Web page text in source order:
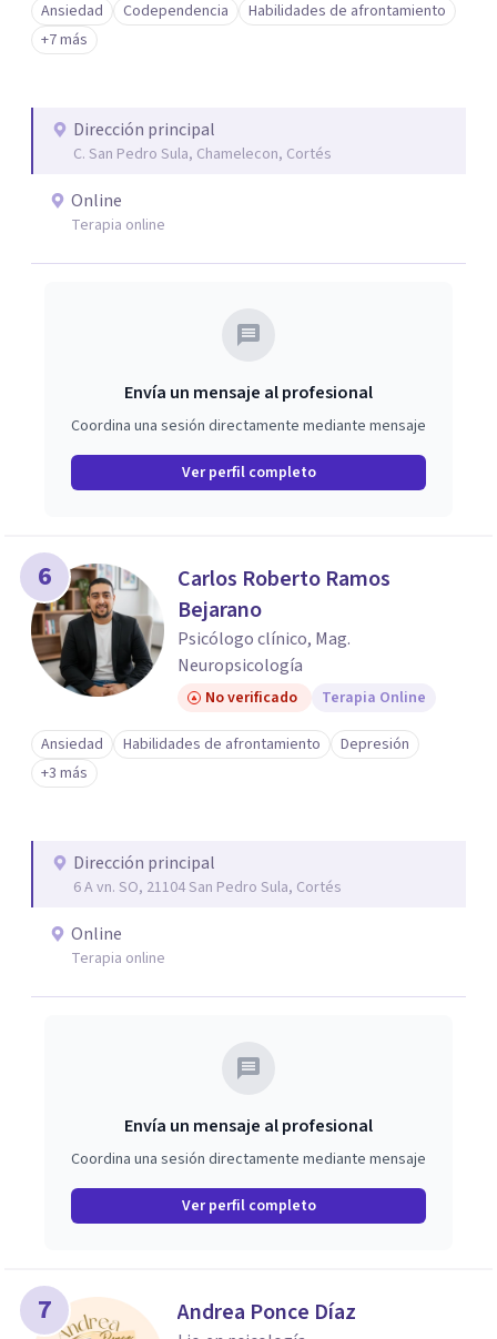
Ansiedad Codependencia
Habilidades de afrontamiento
+7 más
Dirección principal
C. San Pedro Sula, Chamelecon, Cortés
Online
Terapia online
Envía un mensaje al profesional
Coordina una sesión directamente mediante mensaje
Ver perfil completo
6
Carlos Roberto Ramos
Bejarano
Psicólogo clínico, Mag.
Neuropsicología
No verificado Terapia Online
Ansiedad Habilidades de afrontamiento
Depresión
+3 más
Dirección principal
6 A vn. SO, 21104 San Pedro Sula, Cortés
Online
Terapia online
Envía un mensaje al profesional
Coordina una sesión directamente mediante mensaje
Ver perfil completo
7 Andrea Ponce Díaz